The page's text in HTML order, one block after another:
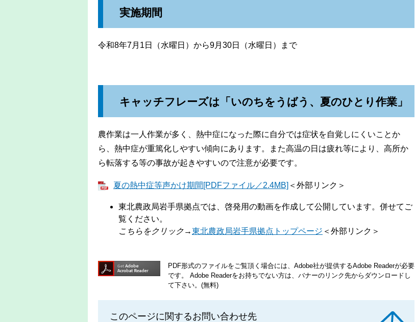
実施期間
令和8年7月1日（水曜日）から9月30日（水曜日）まで
キャッチフレーズは「いのちをうばう、夏のひとり作業」
農作業は一人作業が多く、熱中症になった際に自分では症状を自覚しにくいことか
ら、熱中症が重篤化しやすい傾向にあります。また高温の日は疲れ等により、高所か
ら転落する等の事故が起きやすいので注意が必要です。
夏の熱中症等声かけ期間[PDFファイル／2.4MB] ＜外部リンク＞
東北農政局岩手県拠点では、啓発用の動画を作成して公開しています。併せてご
覧ください。
こちらをクリック→​東北農政局岩手県拠点トップページ ＜外部リンク＞
PDF形式のファイルをご覧頂く場合には、Adobe社が提供するAdobe Readerが必要
です。
Adobe Readerをお持ちでない方は、バナーのリンク先からダウンロードし
て下さい。(無料)
このページに関するお問い合わせ先